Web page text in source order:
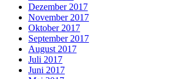
Dezember 2017
November 2017
Oktober 2017
September 2017
August 2017
Juli 2017
Juni 2017